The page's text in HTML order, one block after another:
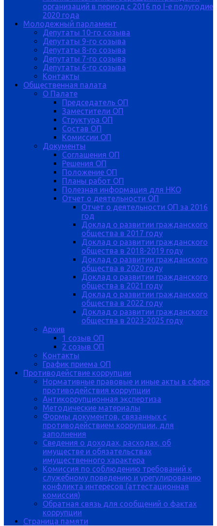
организаций в период с 2016 по I-е полугодие
2020 года
Молодежный парламент
Депутаты 10-го созыва
Депутаты 9-го созыва
Депутаты 8-го созыва
Депутаты 7-го созыва
Депутаты 6-го созыва
Контакты
Общественная палата
О Палате
Председатель ОП
Заместители ОП
Структура ОП
Состав ОП
Комиссии ОП
Документы
Соглашения ОП
Решения ОП
Положение ОП
Планы работ ОП
Полезная информация для НКО
Отчет о деятельности ОП
Отчет о деятельности ОП за 2016
год
Доклад о развитии гражданского
общества в 2017 году
Доклад о развитии гражданского
общества в 2018-2019 году
Доклад о развитии гражданского
общества в 2020 году
Доклад о развитии гражданского
общества в 2021 году
Доклад о развитии гражданского
общества в 2022 году
Доклад о развитии гражданского
общества в 2023-2025 году
Архив
1 созыв ОП
2 созыв ОП
Контакты
График приема ОП
Противодействие коррупции
Нормативные правовые и иные акты в сфере
противодействия коррупции
Антикоррупционная экспертиза
Методические материалы
Формы документов, связанных с
противодействием коррупции, для
заполнения
Сведения о доходах, расходах, об
имуществе и обязательствах
имущественного характера
Комиссия по соблюдению требований к
служебному поведению и урегулированию
конфликта интересов (аттестационная
комиссия)
Обратная связь для сообщений о фактах
коррупции
Страница памяти